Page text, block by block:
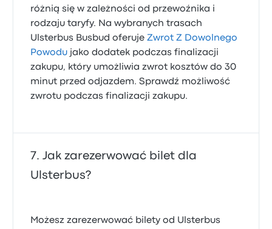
różnią się w zależności od przewoźnika i
rodzaju taryfy. Na wybranych trasach
Ulsterbus Busbud oferujeZwrot Z Dowolnego
Powodu jako dodatek podczas finalizacji
zakupu, który umożliwia zwrot kosztów do 30
minut przed odjazdem. Sprawdź możliwość
zwrotu podczas finalizacji zakupu.
Jak zarezerwować bilet dla
Ulsterbus?
Możesz zarezerwować bilety od Ulsterbus